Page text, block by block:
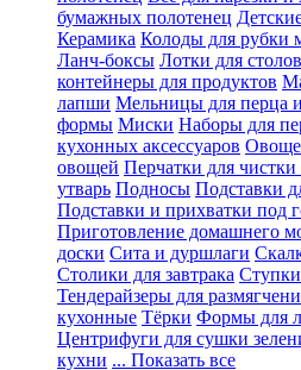
бумажных полотенец
Керамика Колоды для рубки
Ланч-боксы Лотки для
контейнеры для продуктов
лапши Мельницы для перца
формы Миски Наборы для
кухонных аксессуаров
овощей Перчатки для
утварь Подносы Подставки
Подставки и прихватки под
Приготовление домашнего
доски Сита и дуршлаги
Столики для завтрака Ступки
Тендерайзеры для
кухонные Тёрки Формы для
Центрифуги для сушки
кухни ... Показать все